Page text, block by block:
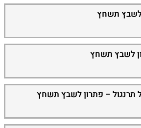
לשבץ תשחץ
לשבץ תשחץ
תרנגול – פתרון לשבץ תשחץ